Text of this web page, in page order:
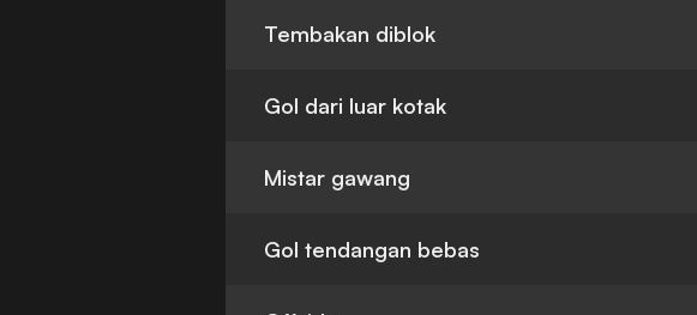
Tembakan diblok
Gol dari luar kotak
Mistar gawang
Gol tendangan bebas